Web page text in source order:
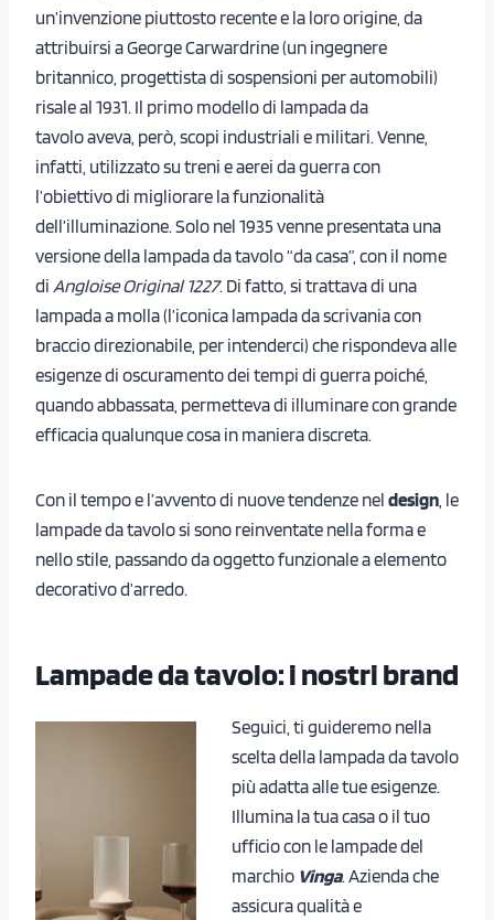
un’invenzione piuttosto recente e la loro origine, da
attribuirsi a George Carwardrine (un ingegnere
britannico, progettista di sospensioni per automobili)
risale al 1931. Il primo modello di lampada da
tavolo aveva, però, scopi industriali e militari. Venne,
infatti, utilizzato su treni e aerei da guerra con
l’obiettivo di migliorare la funzionalità
dell’illuminazione. Solo nel 1935 venne presentata una
versione della lampada da tavolo “da casa”, con il nome
di Angloise Original 1227. Di fatto, si trattava di una
lampada a molla (l’iconica lampada da scrivania con
braccio direzionabile, per intenderci) che rispondeva alle
esigenze di oscuramento dei tempi di guerra poiché,
quando abbassata, permetteva di illuminare con grande
efficacia qualunque cosa in maniera discreta.
Con il tempo e l’avvento di nuove tendenze nel design , le
lampade da tavolo si sono reinventate nella forma e
nello stile, passando da oggetto funzionale a elemento
decorativo d’arredo.
Lampade da tavolo: i nostri brand
Seguici, ti guideremo nella
scelta della lampada da tavolo
più adatta alle tue esigenze.
Illumina la tua casa o il tuo
ufficio con le lampade del
marchio Vinga. Azienda che
assicura qualità e